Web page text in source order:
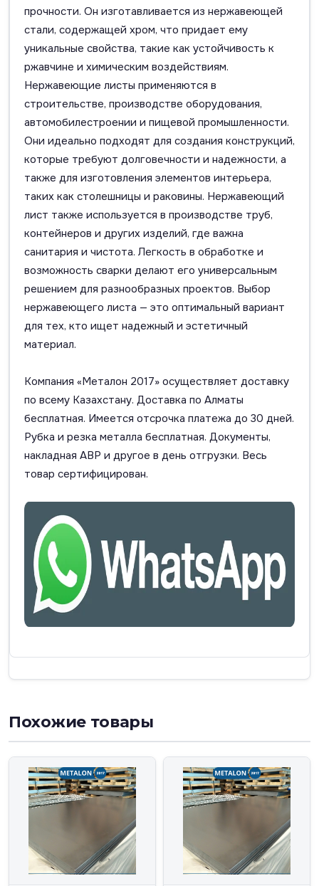
прочности. Он изготавливается из нержавеющей
стали, содержащей хром, что придает ему
уникальные свойства, такие как устойчивость к
ржавчине и химическим воздействиям.
Нержавеющие листы применяются в
строительстве, производстве оборудования,
автомобилестроении и пищевой промышленности.
Они идеально подходят для создания конструкций,
которые требуют долговечности и надежности, а
также для изготовления элементов интерьера,
таких как столешницы и раковины. Нержавеющий
лист также используется в производстве труб,
контейнеров и других изделий, где важна
санитария и чистота. Легкость в обработке и
возможность сварки делают его универсальным
решением для разнообразных проектов. Выбор
нержавеющего листа — это оптимальный вариант
для тех, кто ищет надежный и эстетичный
материал.
Компания «Металон 2017» осуществляет доставку
по всему Казахстану. Доставка по Алматы
бесплатная. Имеется отсрочка платежа до 30 дней.
Рубка и резка металла бесплатная. Документы,
накладная АВР и другое в день отгрузки. Весь
товар сертифицирован.
Похожие товары